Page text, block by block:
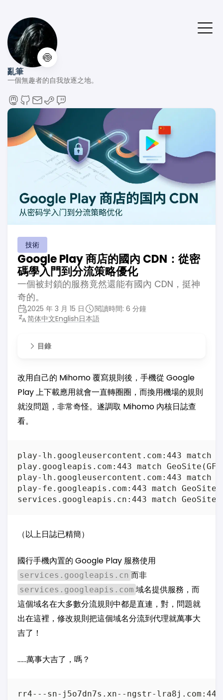
🍥
亂筆
一個無趣者的自我放逐之地。
技術
Google Play 商店的國內 CDN：從密
碼學入門到分流策略優化
一個被封鎖的服務竟然還能有國內 CDN，挺神
奇的。
2025 年 3 月 15 日
閱讀時間: 6 分鐘
简体中文English日本語
目錄
改用自己的 Mihomo 覆寫規則後，手機從 Google
Play 上下載應用就會一直轉圈圈，而換用機場的規則
就沒問題，非常奇怪。遂調取 Mihomo 內核日誌查
看。
play-lh.googleusercontent.com:443 match
play.googleapis.com:443 match
play-lh.googleusercontent.com:443 match
play-fe.googleapis.com:443 match
（以上日誌已精簡）
國行手機內置的 Google Play 服務使用
services.googleapis.cn 而非
services.googleapis.com 域名提供服務，而
這個域名在大多數分流規則中都是直連，對，問題就
出在這裡，修改規則把這個域名分流到代理就萬事大
吉了！
……萬事大吉了，嗎？
rr4---sn-j5o7dn7s.xn--ngstr-lra8j.com:443